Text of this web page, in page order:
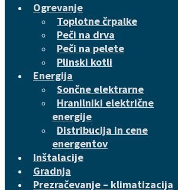
Ogrevanje
Toplotne črpalke
Peči na drva
Peči na pelete
Plinski kotli
Energija
Sončne elektrarne
Hranilniki električne
energije
Distribucija in cene
energentov
Inštalacije
Gradnja
Prezračevanje – klimatizacija